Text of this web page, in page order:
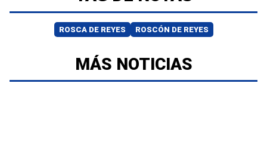
ROSCA DE REYES ROSCÓN DE REYES
MÁS NOTICIAS